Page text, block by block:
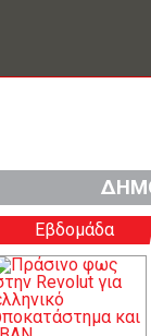
Εβδομάδα